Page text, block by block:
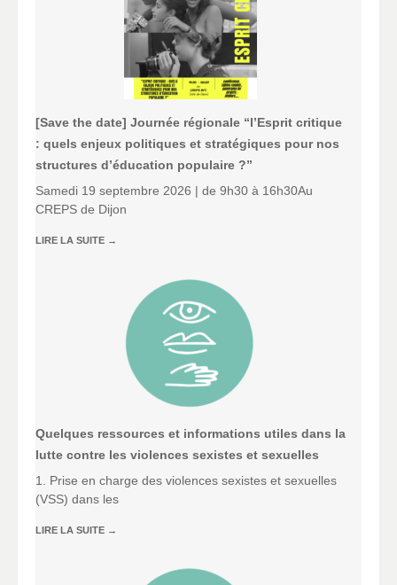
[Save the date] Journée régionale “l’Esprit critique
: quels enjeux politiques et stratégiques pour nos
structures d’éducation populaire ?”
Samedi 19 septembre 2026 | de 9h30 à 16h30Au
CREPS de Dijon
LIRE LA SUITE →
Quelques ressources et informations utiles dans la
lutte contre les violences sexistes et sexuelles
1. Prise en charge des violences sexistes et sexuelles
(VSS) dans les
LIRE LA SUITE →